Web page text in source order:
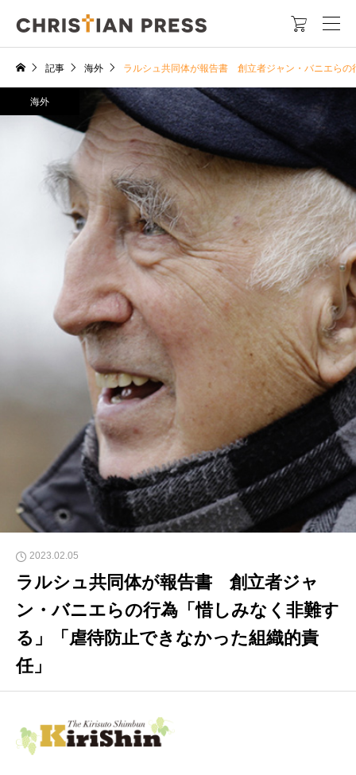

記事 海外 ラルシュ共同体が報告書 創立者ジャン・バニエらの
海外
2023.02.05
ラルシュ共同体が報告書 創立者ジャ
ン・バニエらの行為「惜しみなく非難す
る」「虐待防止できなかった組織的責
任」